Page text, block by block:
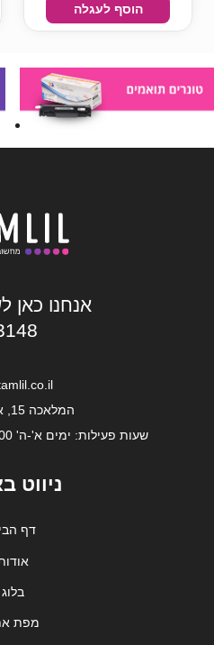
הוסף לעגלה
אנחנו כאן
המלאכה 15, אור יהודה
שעות פעילות: ימים א'-ה' 08:00-17:00 (יום ו' סגור)
ניווט
דף
בלוג
מפת